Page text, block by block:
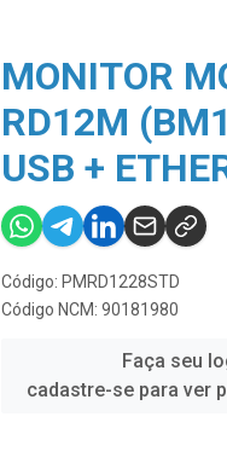
MONITOR
RD12M
USB +
Código: PMRD1228STD
Código NCM: 90181980
Faça seu
cadastre-se para ver